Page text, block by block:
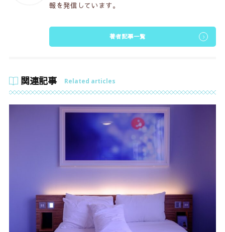
報を発信しています。
著者記事一覧
関連記事 Related articles